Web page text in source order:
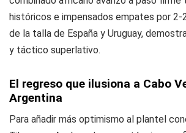
históricos e impensados empates por
de la talla de España y Uruguay,
y táctico superlativo.
El regreso que ilusiona a Cabo
Argentina
Para añadir más optimismo al plantel